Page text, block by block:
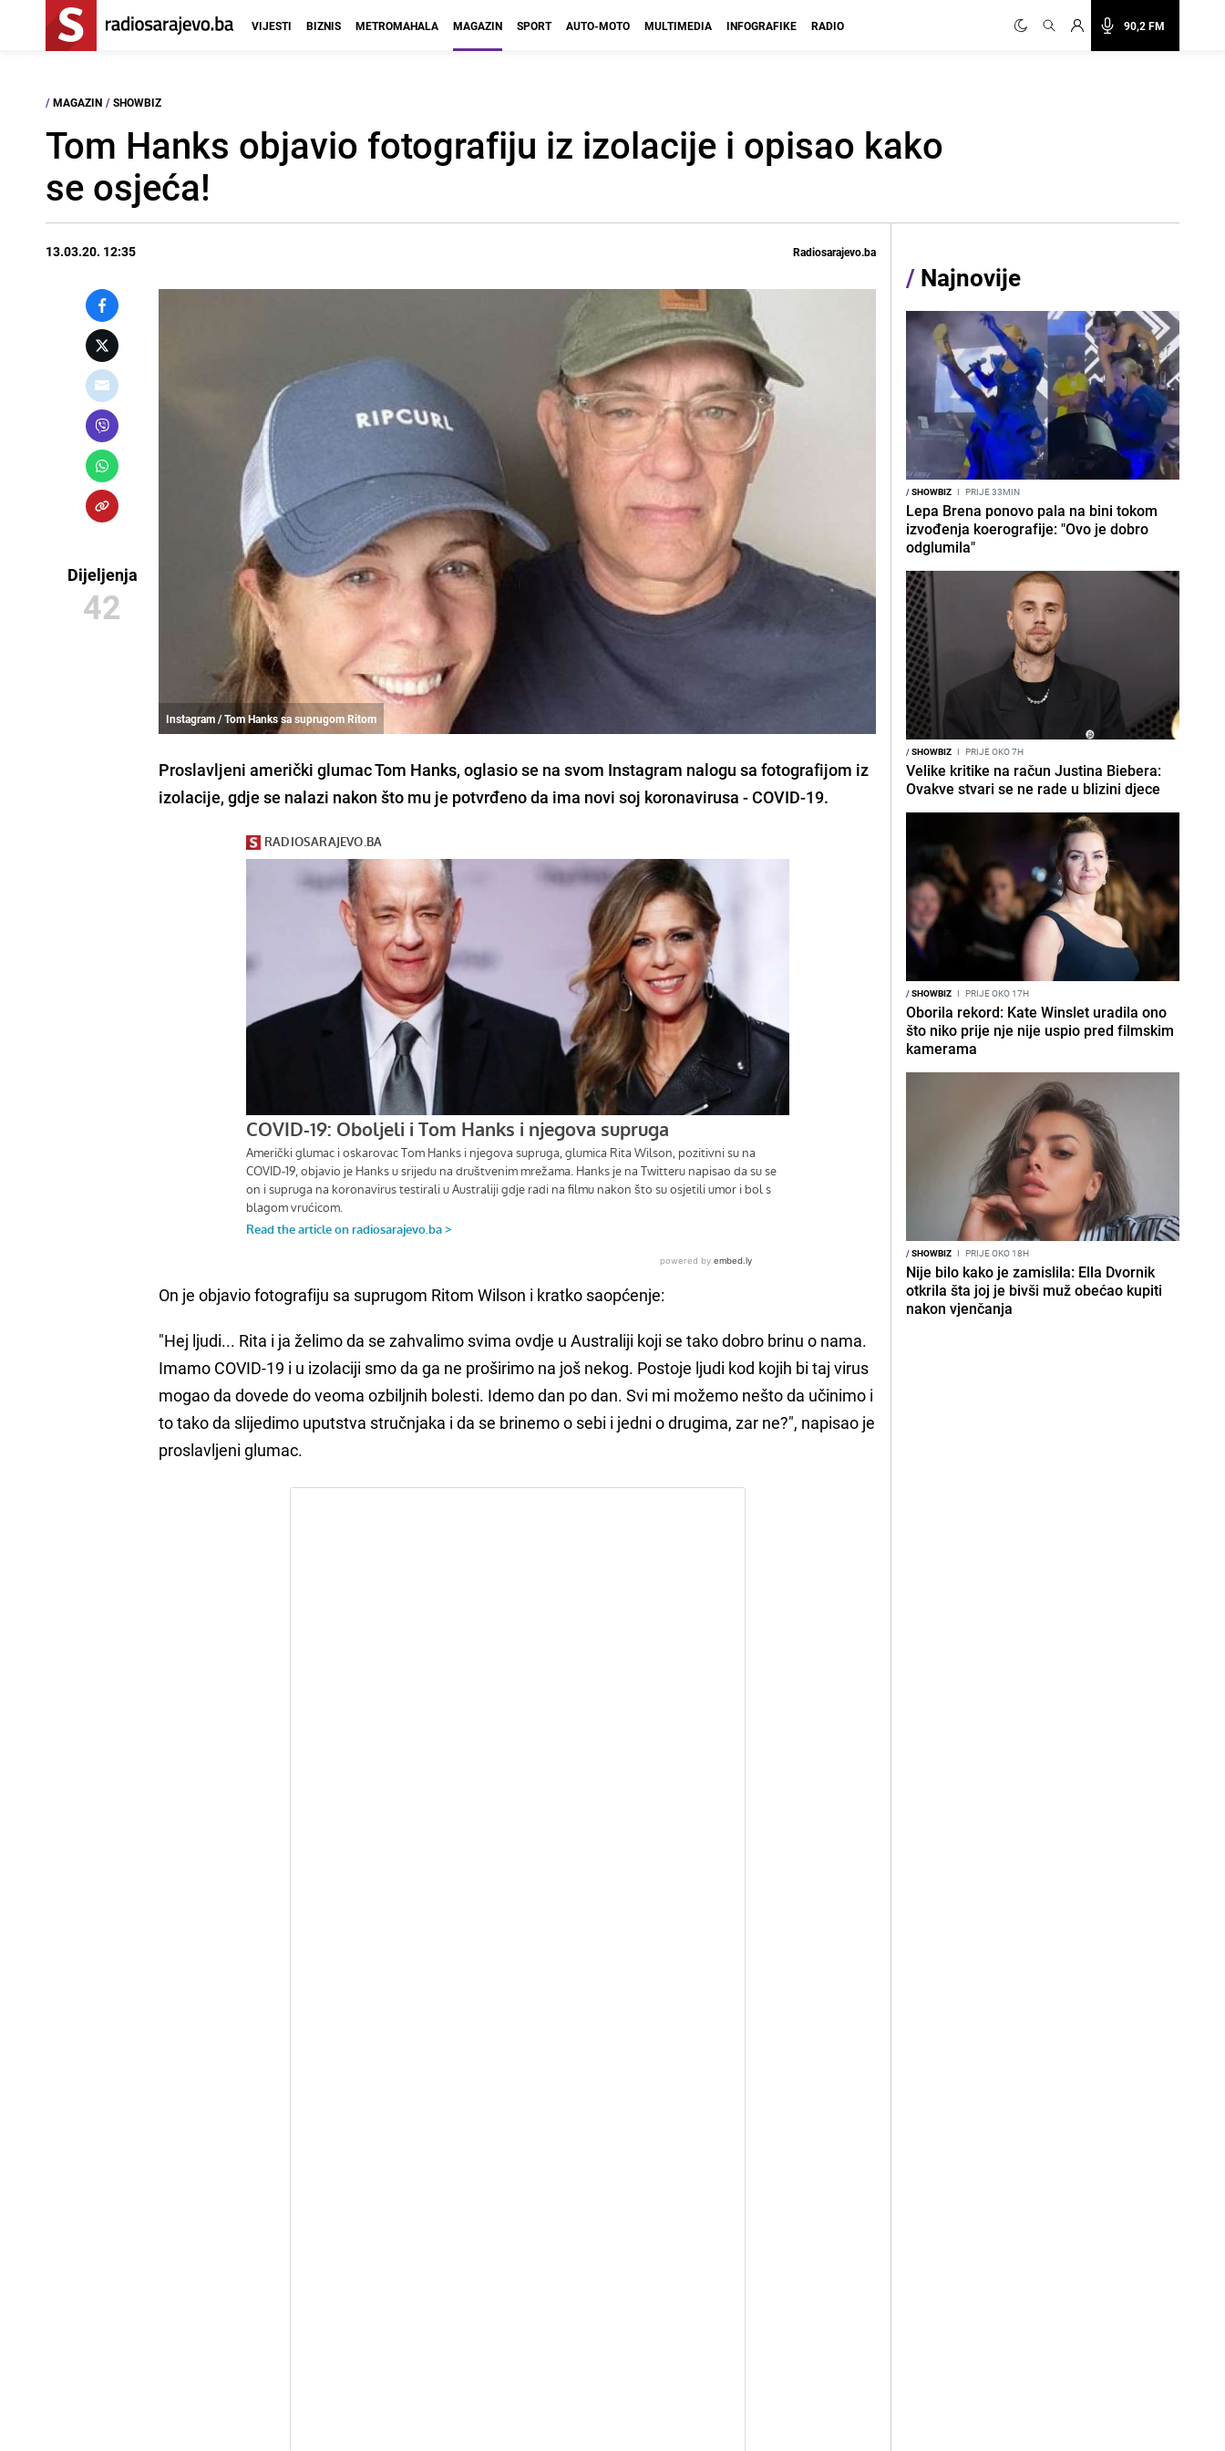
90,2 FM
VIJESTI BIZNIS METROMAHALA MAGAZIN SPORT AUTO-MOTO MULTIMEDIA INFOGRAFIKE RADIO
/ MAGAZIN / SHOWBIZ
Tom Hanks objavio fotografiju iz izolacije i opisao kako
se osjeća!
13.03.20. 12:35 Radiosarajevo.ba
Dijeljenja
42
Instagram / Tom Hanks sa suprugom Ritom
Proslavljeni američki glumacTom Hanks, oglasio se na svom Instagram nalogu sa fotografijom iz
izolacije, gdje se nalazi nakon što mu je potvrđeno da ima novi soj koronavirusa -COVID-19.
On je objavio fotografiju sa suprugom Ritom Wilson i kratko saopćenje:
"Hej ljudi... Rita i ja želimo da se zahvalimo svima ovdje u Australiji koji se tako dobro brinu o nama.
Imamo COVID-19 i u izolaciji smo da ga ne proširimo na još nekog. Postoje ljudi kod kojih bi taj virus
mogao da dovede do veoma ozbiljnih bolesti. Idemo dan po dan. Svi mi možemo nešto da učinimo i
to tako da slijedimo uputstva stručnjaka i da se brinemo o sebi i jedni o drugima, zar ne?", napisao je
proslavljeni glumac.
/ Najnovije
/SHOWBIZ I PRIJE 33MIN
Lepa Brena ponovo pala na bini tokom
izvođenja koerografije: "Ovo je dobro
odglumila"
/SHOWBIZ I PRIJE OKO 7H
Velike kritike na račun Justina Biebera:
Ovakve stvari se ne rade u blizini djece
/SHOWBIZ I PRIJE OKO 17H
Oborila rekord: Kate Winslet uradila ono
što niko prije nje nije uspio pred filmskim
kamerama
/SHOWBIZ I PRIJE OKO 18H
Nije bilo kako je zamislila: Ella Dvornik
otkrila šta joj je bivši muž obećao kupiti
nakon vjenčanja